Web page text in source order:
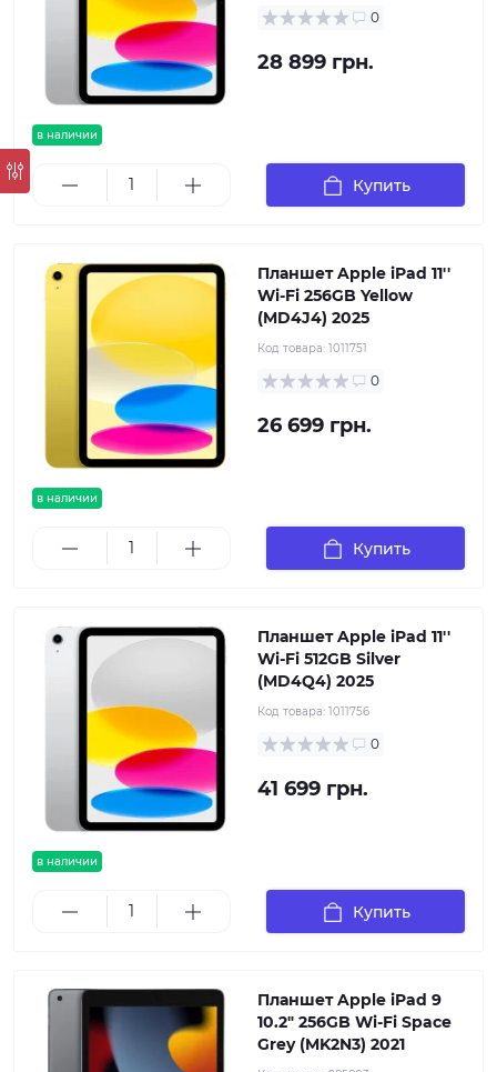
в наличии
0
28 899 грн.
Купить
в наличии
Планшет Apple iPad 11''
Wi-Fi 256GB Yellow
(MD4J4) 2025
Код товара: 1011751
0
26 699 грн.
Купить
в наличии
Планшет Apple iPad 11''
Wi-Fi 512GB Silver
(MD4Q4) 2025
Код товара: 1011756
0
41 699 грн.
Купить
Планшет Apple iPad 9
10.2" 256GB Wi-Fi Space
Grey (MK2N3) 2021